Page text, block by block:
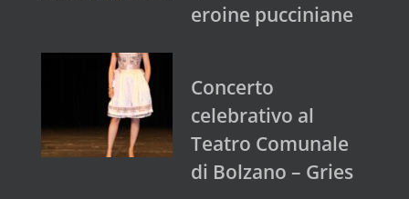
eroine pucciniane
Concerto
celebrativo al
Teatro Comunale
di Bolzano – Gries